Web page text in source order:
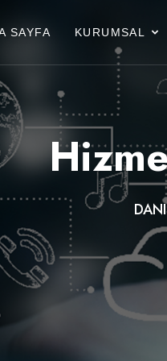
SAYFA KURUMSAL